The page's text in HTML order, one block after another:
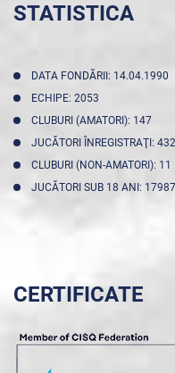
STATISTICA
DATA FONDĂRII: 14.04.1990
ECHIPE: 2053
CLUBURI (AMATORI): 147
JUCĂTORI ÎNREGISTRAŢI:
CLUBURI (NON-AMATORI): 11
JUCĂTORI SUB 18 ANI: 17987
CERTIFICATE